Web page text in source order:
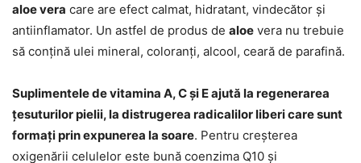
aloe vera care are efect calmat, hidratant, vindecător și
antiinflamator. Un astfel de produs de aloe vera nu trebuie
să conțină ulei mineral, coloranți, alcool, ceară de parafină.
Suplimentele de vitamina A, C și E ajută la regenerarea
țesuturilor pielii, la distrugerea radicalilor liberi care sunt
formați prin expunerea la soare. Pentru creșterea
oxigenării celulelor este bună coenzima Q10 și